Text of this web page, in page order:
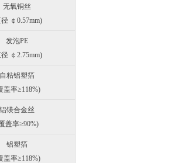
无氧铜丝
￠0.57mm)
发泡PE
￠2.75mm)
自粘铝塑箔
盖率≥118%)
铝镁合金丝
盖率≥90%)
铝塑箔
盖率≥118%)